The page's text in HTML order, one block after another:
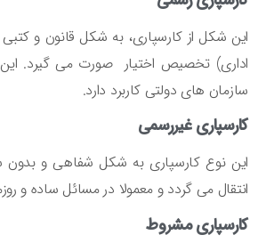
شکل از کارسپاری، به شکل قانون و کتبی
تخصیص اختیار صورت می گیرد. این نوع
های دولتی کاربرد دارد.
غیررسمی
نوع کارسپاری به شکل شفاهی و بدون سند
می گردد و معمولا در مسائل ساده و روزمره
مشروط